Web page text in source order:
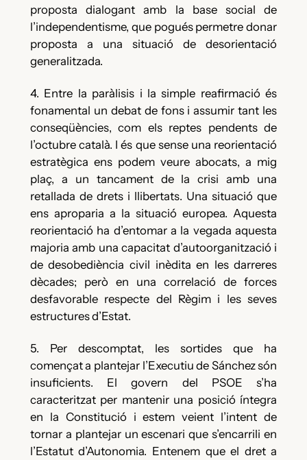
proposta dialogant amb la base social de
l’independentisme, que pogués permetre donar
proposta a una situació de desorientació
generalitzada.
4. Entre la paràlisis i la simple reafirmació és
fonamental un debat de fons i assumir tant les
conseqüències, com els reptes pendents de
l’octubre català. I és que sense una reorientació
estratègica ens podem veure abocats, a mig
plaç, a un tancament de la crisi amb una
retallada de drets i llibertats. Una situació que
ens aproparia a la situació europea. Aquesta
reorientació ha d’entomar a la vegada aquesta
majoria amb una capacitat d’autoorganització i
de desobediència civil inèdita en les darreres
dècades; però en una correlació de forces
desfavorable respecte del Règim i les seves
estructures d’Estat.
5. Per descomptat, les sortides que ha
començat a plantejar l’Executiu de Sánchez són
insuficients. El govern del PSOE s’ha
caracteritzat per mantenir una posició íntegra
en la Constitució i estem veient l’intent de
tornar a plantejar un escenari que s’encarrili en
l’Estatut d’Autonomia. Entenem que el dret a